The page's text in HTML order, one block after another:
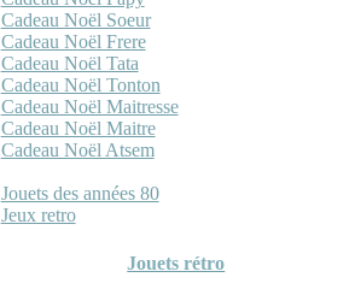
Cadeau Noël Soeur
Cadeau Noël Frere
Cadeau Noël Tata
Cadeau Noël Tonton
Cadeau Noël Maitresse
Cadeau Noël Maitre
Cadeau Noël Atsem
Jouets des années 80
Jeux retro
Jouets rétro